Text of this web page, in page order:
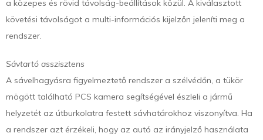
a közepes és rövid távolság-beállítások közül. A kiválasztott
követési távolságot a multi-információs kijelzőn jeleníti meg a
rendszer.
Sávtartó asszisztens
A sávelhagyásra figyelmeztető rendszer a szélvédőn, a tükör
mögött található PCS kamera segítségével észleli a jármű
helyzetét az útburkolatra festett sávhatárokhoz viszonyítva. Ha
a rendszer azt érzékeli, hogy az autó az irányjelző használata